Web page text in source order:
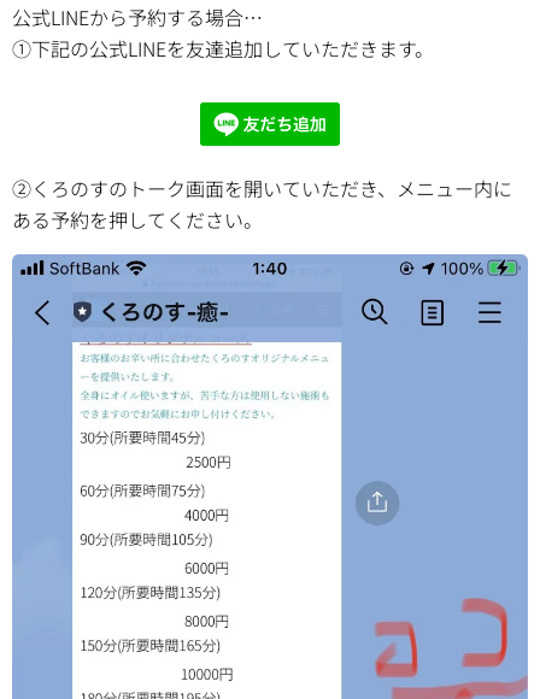
公式LINEから予約する場合…
①下記の公式LINEを友達追加していただきます。
②くろのすのトーク画面を開いていただき、メニュー内に
ある予約を押してください。